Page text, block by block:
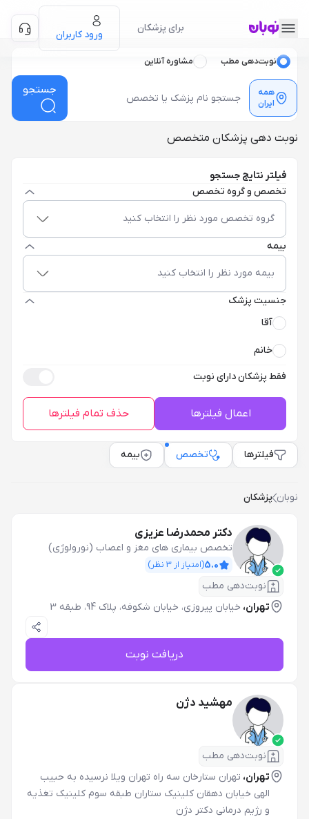
برای پزشکان
ورود کاربران
نوبت‌دهی مطب مشاوره آنلاین
همه
ایران
جستجو
نوبت دهی پزشکان متخصص
فیلتر نتایج جستجو
تخصص و گروه تخصص
گروه تخصص مورد نظر را انتخاب کنید
بیمه
بیمه مورد نظر را انتخاب کنید
جنسیت پزشک
آقا
خانم
فقط پزشکان دارای نوبت
اعمال فیلترها حذف تمام فیلترها
فیلترها تخصص بیمه
نوبان پزشکان
دکتر محمدرضا عزیزی
تخصص بیماری های مغز و اعصاب (نورولوژی)
5.0(امتیاز از 3 نظر)
نوبت‌دهی مطب
تهران، خیابان پیروزی، خیابان شکوفه، پلاک 94، طبقه 3
دریافت نوبت
مهشید دژن
نوبت‌دهی مطب
تهران، تهران ستارخان سه راه تهران ویلا نرسیده به حبیب
الهی خیابان دهقان کلینیک ستاران طبقه سوم کلینیک تغذیه
و رژیم درمانی دکتر دژن